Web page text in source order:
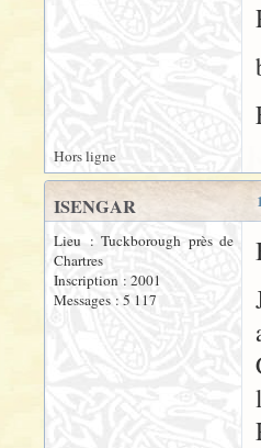
Hors ligne
ISENGAR
Lieu : Tuckborough près de
Chartres
Inscription : 2001
Messages : 5 117